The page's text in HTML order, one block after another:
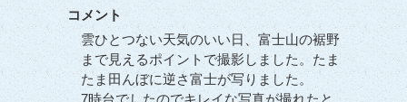
コメント
雲ひとつない天気のいい日、富士山の裾野
まで見えるポイントで撮影しました。たま
たま田んぼに逆さ富士が写りました。
7時台でしたのでキレイな写真が撮れたと